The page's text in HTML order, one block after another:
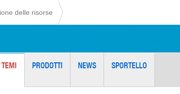
delle risorse
TEMI PRODOTTI NEWS SPORTELLO